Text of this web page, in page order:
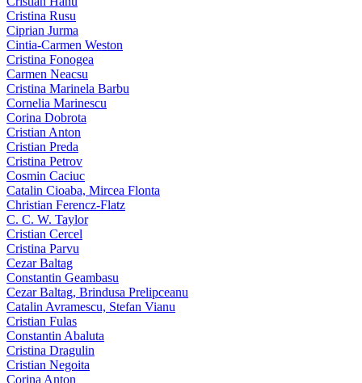
Cristina Rusu
Ciprian Jurma
Cintia-Carmen Weston
Cristina Fonogea
Carmen Neacsu
Cristina Marinela Barbu
Cornelia Marinescu
Corina Dobrota
Cristian Anton
Cristian Preda
Cristina Petrov
Cosmin Caciuc
Catalin Cioaba, Mircea Flonta
Christian Ferencz-Flatz
C. C. W. Taylor
Cristian Cercel
Cristina Parvu
Cezar Baltag
Constantin Geambasu
Cezar Baltag, Brindusa Prelipceanu
Catalin Avramescu, Stefan Vianu
Cristian Fulas
Constantin Abaluta
Cristina Dragulin
Cristian Negoita
Corina Anton